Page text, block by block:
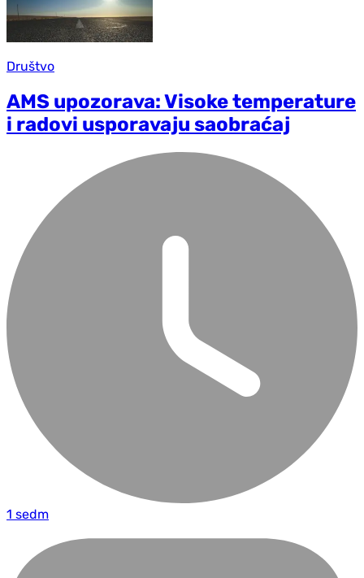
Društvo
AMS upozorava: Visoke temperature
i radovi usporavaju saobraćaj
1 sedm